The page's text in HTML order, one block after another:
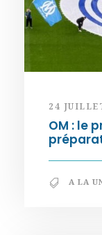
24
OM : le
A LA